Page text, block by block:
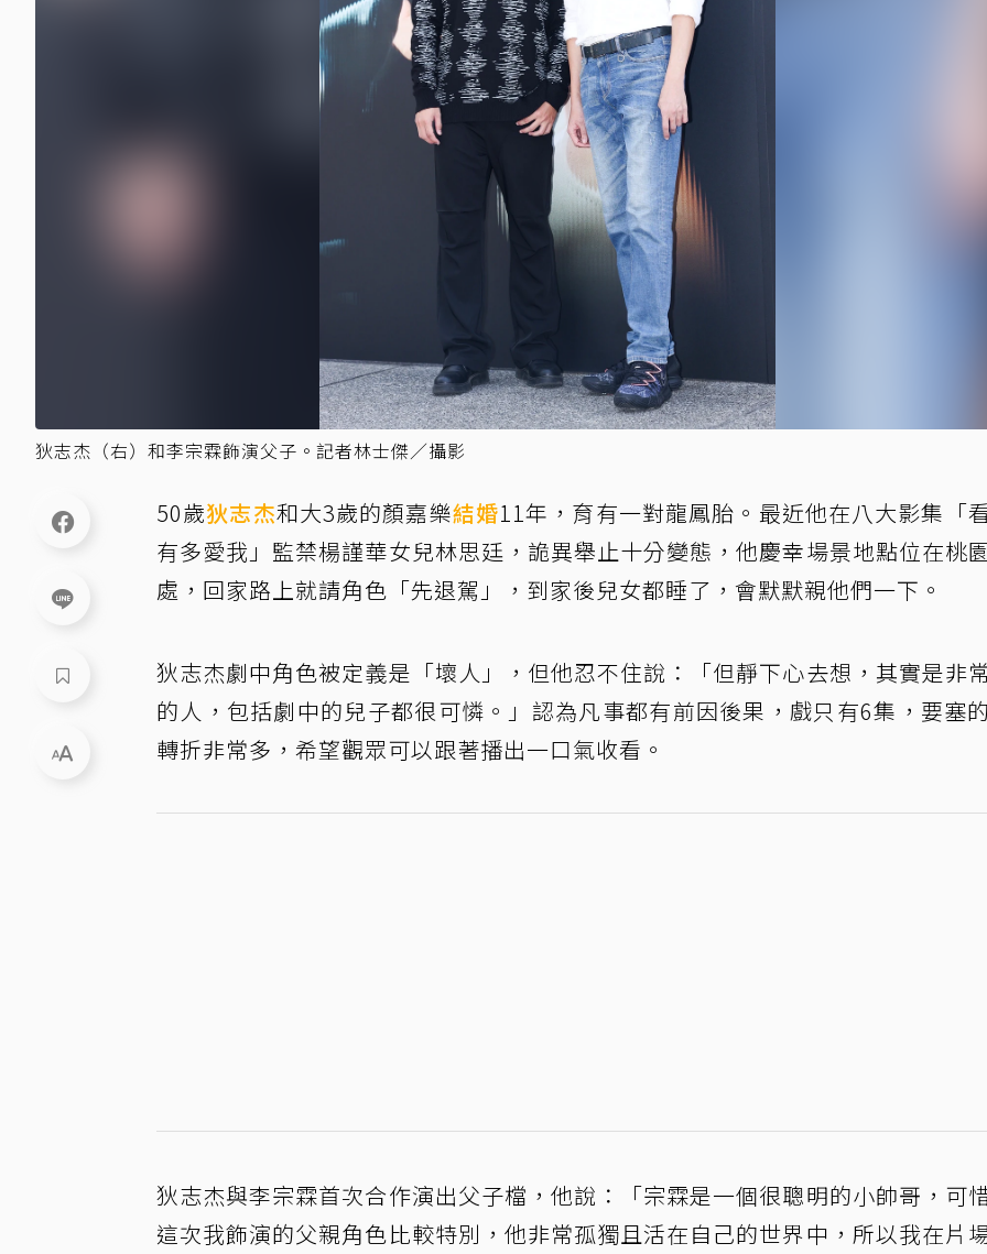
狄志杰（右）和李宗霖飾演父子。記者林士傑／攝影
50歲狄志杰和大3歲的顏嘉樂結婚11年，育有一對龍鳳胎。最近他在八大影集「
有多愛我」監禁楊謹華女兒林思廷，詭異舉止十分變態，他慶幸場景地點位在桃
處，回家路上就請角色「先退駕」，到家後兒女都睡了，會默默親他們一下。
狄志杰劇中角色被定義是「壞人」，但他忍不住說：「但靜下心去想，其實是非
的人，包括劇中的兒子都很可憐。」認為凡事都有前因後果，戲只有6集，要塞
轉折非常多，希望觀眾可以跟著播出一口氣收看。
狄志杰與李宗霖首次合作演出父子檔，他說：「宗霖是一個很聰明的小帥哥，可
這次我飾演的父親角色比較特別，他非常孤獨且活在自己的世界中，所以我在片